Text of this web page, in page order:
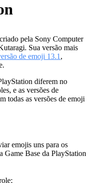
pela Sony Computer
Sua versão mais
de emoji 13.1 ,
diferem no
e as versões de
todas as versões de emoji
emojis uns para os
Game Base da PlayStation